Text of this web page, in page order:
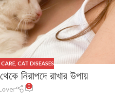
CAT DISEASES
নিরাপদে রাখার উপায়
0